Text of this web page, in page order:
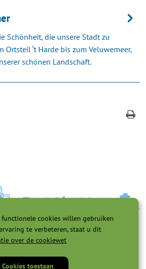
cookies willen gebruiken
te verbeteren, staat u dit
over de cookiewet
Cookies toestaan
Schönheit, die unsere Stadt zu
Ortsteil ‘t Harde bis zum Veluwemeer,
schönen Landschaft.